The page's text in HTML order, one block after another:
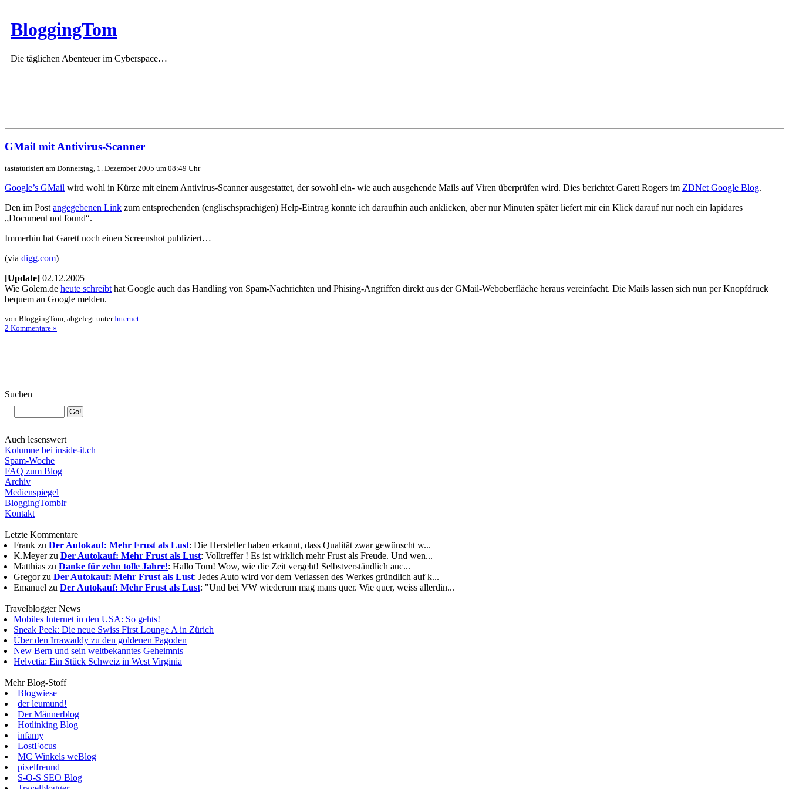
BloggingTom
Die täglichen Abenteuer im Cyberspace…
GMail mit Antivirus-Scanner
tastaturisiert am Donnerstag, 1. Dezember 2005 um 08:49 Uhr
Google’s GMail wird wohl in Kürze mit einem Antivirus-Scanner ausgestattet, der sowohl ein- wie auch ausgehende Mails auf Viren überprüfen wird. Dies berichtet Garett Rogers im ZDNet Google Blog.
Den im Postangegebenen Link zum entsprechenden (englischsprachigen) Help-Eintrag konnte ich daraufhin auch anklicken, aber nur Minuten später liefert mir ein Klick darauf nur noch ein lapidares
„Document not found“.
Immerhin hat Garett noch einen Screenshot publiziert…
(via digg.com)
[Update] 02.12.2005
Wie Golem.de heute schreibthat Google auch das Handling von Spam-Nachrichten und Phising-Angriffen direkt aus der GMail-Weboberfläche heraus vereinfacht. Die Mails lassen sich nun per Knopfdruck
bequem an Google melden.
von BloggingTom, abgelegt unterInternet
2 Kommentare »
Suchen
Auch lesenswert
Kolumne bei inside-it.ch
Spam-Woche
FAQ zum Blog
Archiv
Medienspiegel
BloggingTomblr
Kontakt
Letzte Kommentare
Frank zu Der Autokauf: Mehr Frust als Lust: Die Hersteller haben erkannt, dass Qualität zwar gewünscht w...
K.Meyer zu Der Autokauf: Mehr Frust als Lust: Volltreffer ! Es ist wirklich mehr Frust als Freude. Und wen...
Matthias zu Danke für zehn tolle Jahre!: Hallo Tom! Wow, wie die Zeit vergeht! Selbstverständlich auc...
Gregor zu Der Autokauf: Mehr Frust als Lust: Jedes Auto wird vor dem Verlassen des Werkes gründlich auf k...
Emanuel zu Der Autokauf: Mehr Frust als Lust: "Und bei VW wiederum mag mans quer. Wie quer, weiss allerdin...
Travelblogger News
Mobiles Internet in den USA: So gehts!
Sneak Peek: Die neue Swiss First Lounge A in Zürich
Über den Irrawaddy zu den goldenen Pagoden
New Bern und sein weltbekanntes Geheimnis
Helvetia: Ein Stück Schweiz in West Virginia
Mehr Blog-Stoff
Blogwiese
der leumund!
Der Männerblog
Hotlinking Blog
infamy
LostFocus
MC Winkels weBlog
pixelfreund
S-O-S SEO Blog